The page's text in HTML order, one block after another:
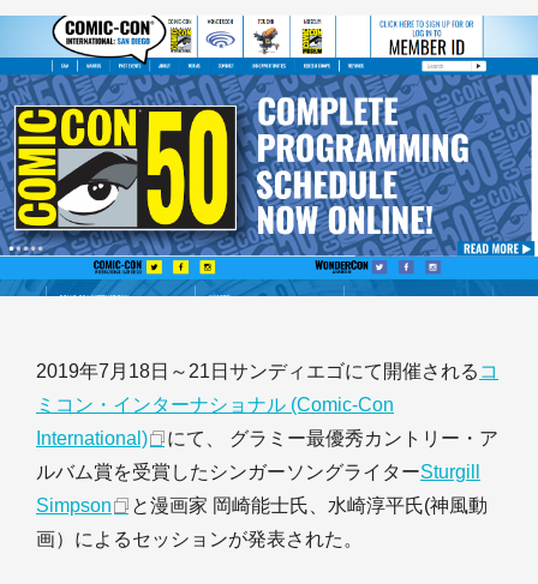
2019年7月18日～21日サンディエゴにて開催される コ
ミコン・インターナショナル (Comic-Con
International)
にて、 グラミー最優秀カントリー・ア
ルバム賞を受賞したシンガーソングライターSturgill
Simpson
と漫画家 岡崎能士氏、水崎淳平氏(神風動
画）によるセッションが発表された。